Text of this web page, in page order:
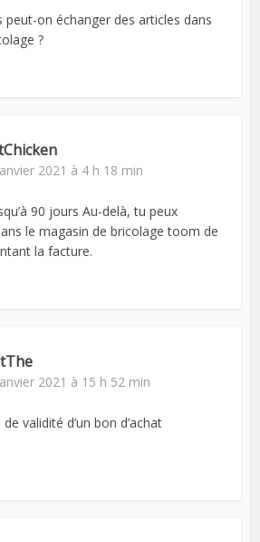
peut-on échanger des articles dans
?
2021 à 4 h 18 min
90 jours Au-delà, tu peux
le magasin de bricolage toom de
la facture.
2021 à 15 h 52 min
validité d’un bon d’achat